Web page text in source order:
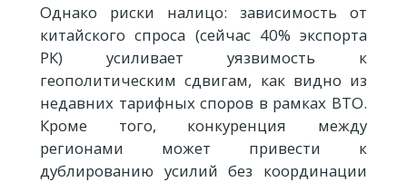
Однако риски налицо: зависимость от
китайского спроса (сейчас 40% экспорта
РК) усиливает уязвимость к
геополитическим сдвигам, как видно из
недавних тарифных споров в рамках ВТО.
Кроме того, конкуренция между
регионами может привести к
дублированию усилий без координации